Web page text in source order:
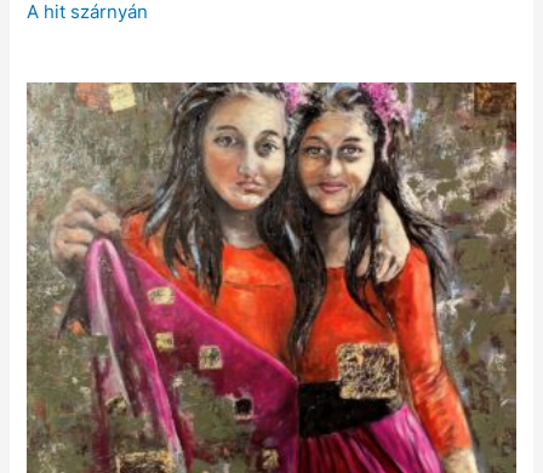
A hit szárnyán